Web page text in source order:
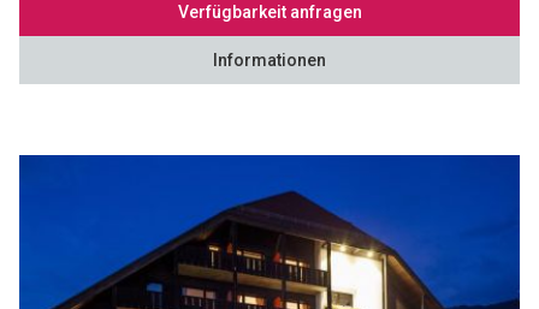
Verfügbarkeit anfragen
Informationen